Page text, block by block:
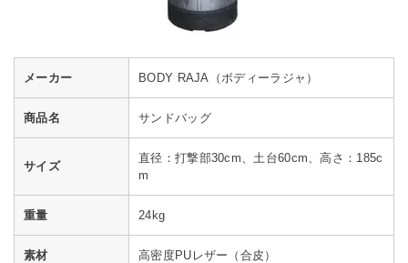
メーカー BODY RAJA（ボディーラジャ）
商品名 サンドバッグ
サイズ
直径：打撃部30cm、土台60cm、高さ：185c
m
重量 24kg
素材 高密度PUレザー（合皮）